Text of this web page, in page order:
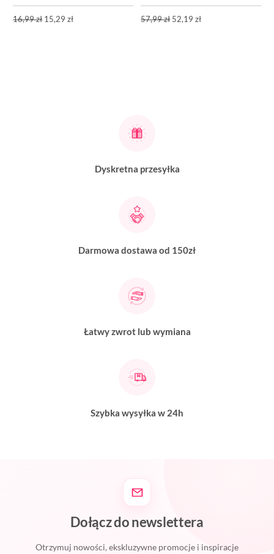
16,99 zł 15,29 zł 57,99 zł 52,19 zł
Dyskretna przesyłka
Darmowa dostawa od 150zł
Łatwy zwrot lub wymiana
Szybka wysyłka w 24h
Dołącz do newslettera
Otrzymuj nowości, ekskluzywne promocje i inspiracje